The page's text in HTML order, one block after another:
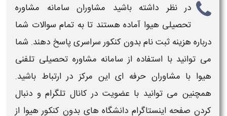
در نظر داشته باشید مشاوران سامانه مشاوره
تحصیلی هیوا آماده هستند تا به تمام سوالات شما
درباره هزینه ثبت نامبدون کنکور سراسریپاسخ دهند. شما
می توانید با استفاده از سامانه مشاوره تحصیلی تلفنی
هیوا با مشاوران حرفه ای این مرکز در ارتباط باشید.
همچنین می توانید با عضویت در کانال تلگرام و دنبال
کردن صفحه اینستاگرام دانشگاه هایبدون کنکور هیوا از